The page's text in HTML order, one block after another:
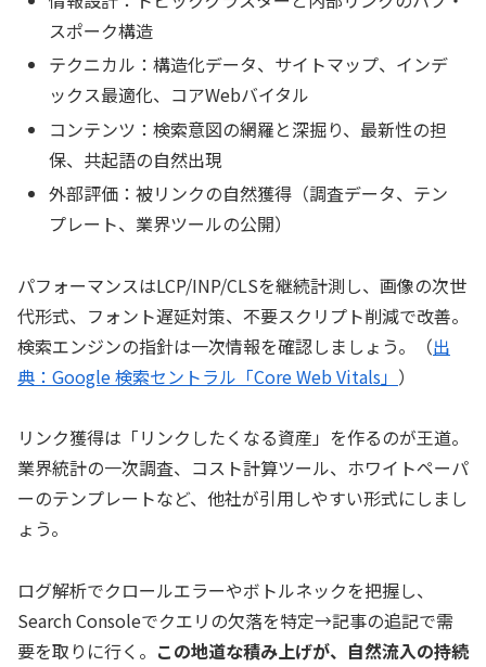
スポーク構造
テクニカル：構造化データ、サイトマップ、インデ
ックス最適化、コアWebバイタル
コンテンツ：検索意図の網羅と深掘り、最新性の担
保、共起語の自然出現
外部評価：被リンクの自然獲得（調査データ、テン
プレート、業界ツールの公開）
パフォーマンスはLCP/INP/CLSを継続計測し、画像の次世
代形式、フォント遅延対策、不要スクリプト削減で改善。
検索エンジンの指針は一次情報を確認しましょう。（出
典：Google 検索セントラル「Core Web Vitals」 ）
リンク獲得は「リンクしたくなる資産」を作るのが王道。
業界統計の一次調査、コスト計算ツール、ホワイトペーパ
ーのテンプレートなど、他社が引用しやすい形式にしまし
ょう。
ログ解析でクロールエラーやボトルネックを把握し、
Search Consoleでクエリの欠落を特定→記事の追記で需
要を取りに行く。 この地道な積み上げが、自然流入の持続